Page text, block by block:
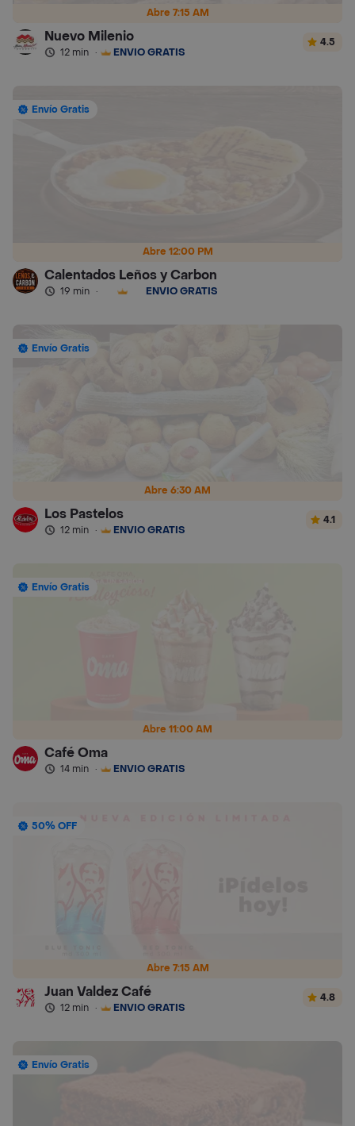
Abre 7:15 AM
Nuevo Milenio
12 min · ENVÍO GRATIS
4.5
Abre 12:00 PM
Envío Gratis
Calentados Leños y Carbon
19 min · ENVÍO GRATIS
Abre 6:30 AM
Envío Gratis
Los Pastelos
12 min · ENVÍO GRATIS
4.1
Abre 11:00 AM
Envío Gratis
Café Oma
14 min · ENVÍO GRATIS
Abre 7:15 AM
50% OFF
Juan Valdez Café
12 min · ENVÍO GRATIS
4.8
Envío Gratis